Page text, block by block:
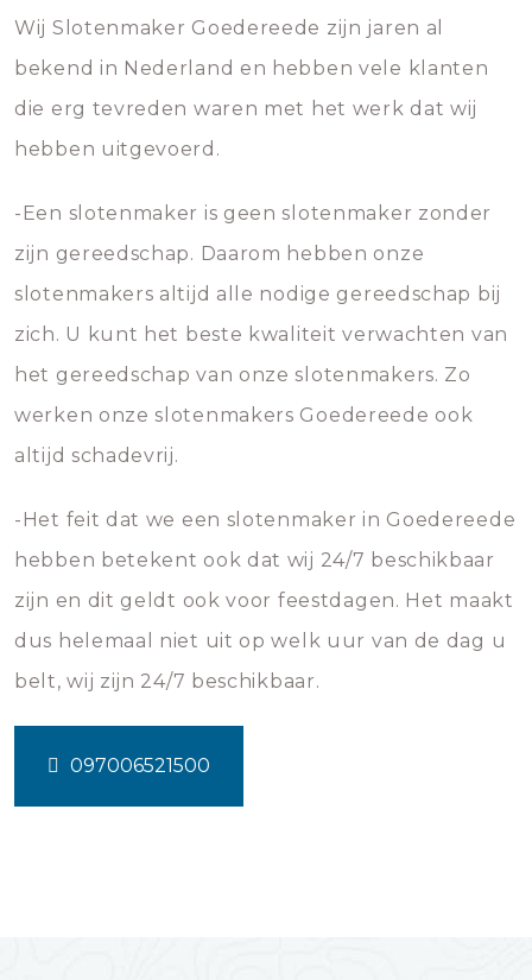
Wij Slotenmaker Goedereede zijn jaren al
bekend in Nederland en hebben vele klanten
die erg tevreden waren met het werk dat wij
hebben uitgevoerd.
-Een slotenmaker is geen slotenmaker zonder
zijn gereedschap. Daarom hebben onze
slotenmakers altijd alle nodige gereedschap bij
zich. U kunt het beste kwaliteit verwachten van
het gereedschap van onze slotenmakers. Zo
werken onze slotenmakers Goedereede ook
altijd schadevrij.
-Het feit dat we een slotenmaker in Goedereede
hebben betekent ook dat wij 24/7 beschikbaar
zijn en dit geldt ook voor feestdagen. Het maakt
dus helemaal niet uit op welk uur van de dag u
belt, wij zijn 24/7 beschikbaar.
097006521500